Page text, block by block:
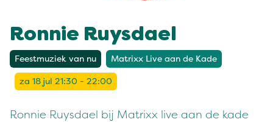
Ronnie Ruysdael
Feestmuziek van nu Matrixx Live aan de Kade
za 18 jul 21:30 - 22:00
Ronnie Ruysdael bij Matrixx live aan de kade